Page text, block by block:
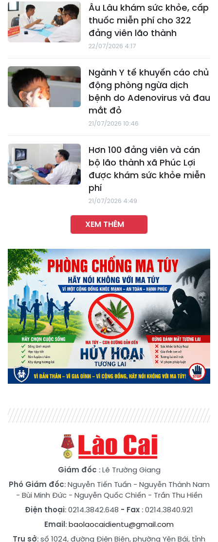
Âu Lâu khám sức khỏe, cấp
thuốc miễn phí cho 322
đảng viên lão thành
22/07/2026 4:17
Ngành Y tế khuyến cáo chủ
động phòng ngừa dịch
bệnh do Adenovirus và đau
mắt đỏ
21/07/2026 10:46
Hơn 100 đảng viên và cán
bộ lão thành xã Phúc Lợi
được khám sức khỏe miễn
phí
21/07/2026 4:49
XEM THÊM
Giám đốc : Lê Trường Giang
Phó Giám đốc:Nguyễn Tiến Tuấn - Nguyễn Thành Nam
- Bùi Minh Đức- Nguyễn Quốc Chiến - Trần Thu Hiền
Điện thoại: 0214.3842.648 - Fax : 0214.3840.921
Email:baolaocaidientu@gmail.com
Trụ sở: số 1024, đường Điện Biên, phường Yên Bái, tỉnh